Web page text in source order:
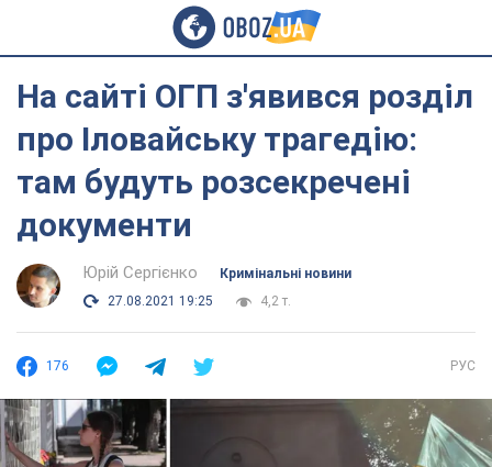
На сайті ОГП з'явився розділ
про Іловайську трагедію:
там будуть розсекречені
документи
Юрій Сергієнко
Кримінальні новини
27.08.2021 19:25
4,2 т.
176 РУС